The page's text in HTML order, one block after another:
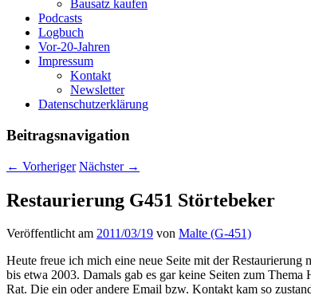
Bausatz kaufen
Podcasts
Logbuch
Vor-20-Jahren
Impressum
Kontakt
Newsletter
Datenschutzerklärung
Beitragsnavigation
← Vorheriger Nächster →
Restaurierung G451 Störtebeker
Veröffentlicht am 2011/03/19 von Malte (G-451)
Heute freue ich mich eine neue Seite mit der
bis etwa 2003. Damals gab es gar keine Seiten zum
Rat. Die ein oder andere Email bzw. Kontakt kam so